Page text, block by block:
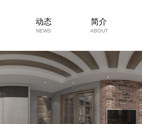
动态
NEWS
简介
ABOUT